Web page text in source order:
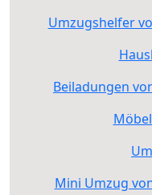
Umzugshelfer
Beiladungen
Mini Umzug